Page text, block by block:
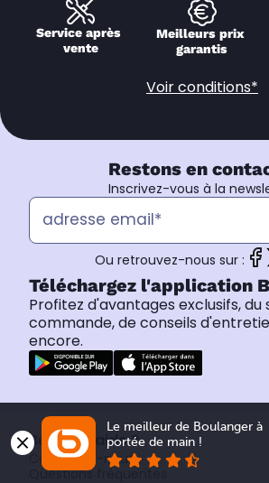
Service après
vente
Meilleurs prix
garantis
Voir conditions*
Restons en
Inscrivez-vous à la
Ou retrouvez-nous sur :
Téléchargez l'application
Profitez d'avantages exclusifs, du
commande, de conseils
encore.
Besoin d’aide ?
Contactez-nous
Questions fréquentes
Le meilleur de Boulanger à
portée de main !